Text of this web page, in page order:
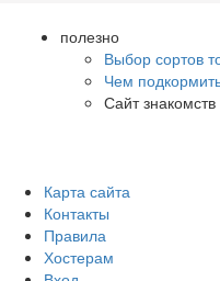
полезно
Выбор сортов
Чем
Сайт знакомств
Карта сайта
Контакты
Правила
Хостерам